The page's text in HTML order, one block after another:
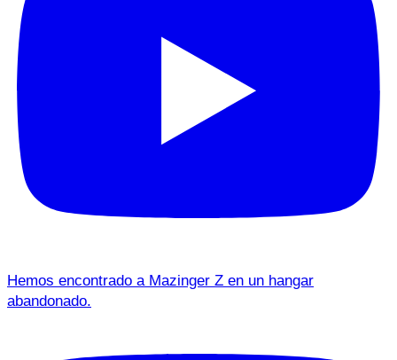
Hemos encontrado a Mazinger Z en un hangar
abandonado.